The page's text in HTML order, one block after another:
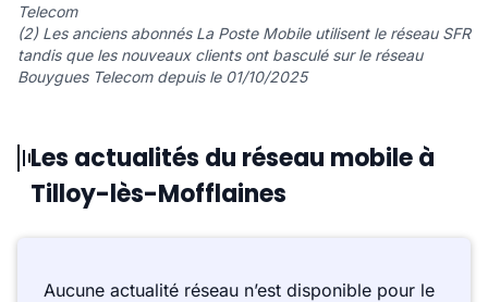
Telecom
(2) Les anciens abonnés La Poste Mobile utilisent le réseau SFR
tandis que les nouveaux clients ont basculé sur le réseau
Bouygues Telecom depuis le 01/10/2025
Les actualités du réseau mobile à
Tilloy-lès-Mofflaines
Aucune actualité réseau n’est disponible pour le